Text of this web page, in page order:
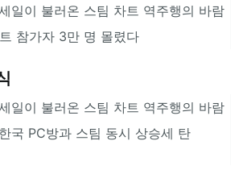
일이 불러온 스팀 차트 역주행의 바람
트 참가자 3만 명 몰렸다
일이 불러온 스팀 차트 역주행의 바람
국 PC방과 스팀 동시 상승세 탄